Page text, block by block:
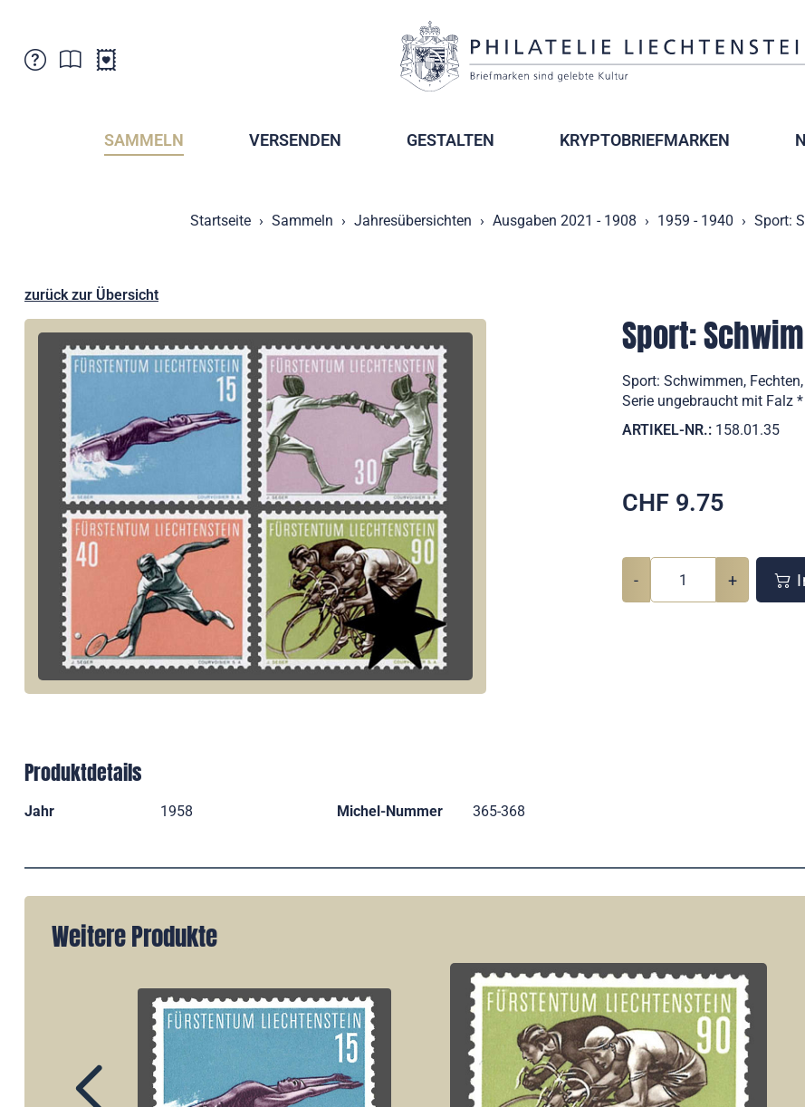
Verkaufsstellen
Postcrossing
Abonnemente
SAMMELN VERSENDEN GESTALTEN KRYPTOBRIEFMARKEN
Startseite Sammeln Jahresübersichten Ausgaben 2021 - 1908 1959 - 1940 Sport:
zurück zur Übersicht
Sport:
Sport: Schwimmen,
Serie ungebraucht mit Falz *
ARTIKEL-NR.: 158.01.35
CHF 9.75
- +
Produktdetails
Jahr 1958 Michel-Nummer 365-368
Weitere Produkte